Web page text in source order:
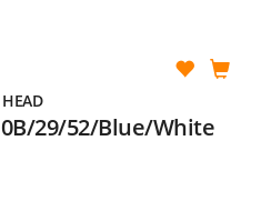
HEAD
29/52/Blue/White